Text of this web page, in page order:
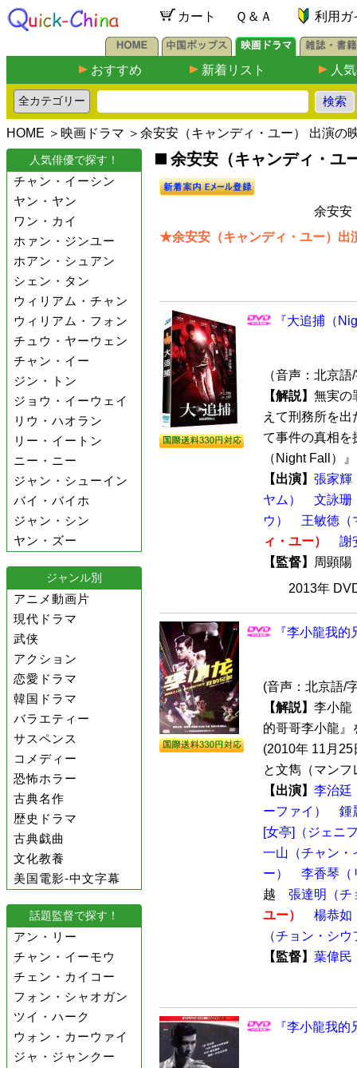
カート Ｑ＆Ａ 利用ガ
おすすめ 新着リスト 人
HOME ＞ 映画ドラマ ＞余安安（キャンディ・ユー） 出演の
人気俳優で探す！
チャン・イーシン
ヤン・ヤン
ワン・カイ
ホァン・ジンユー
ホアン・シュアン
シェン・タン
ウィリアム・チャン
ウィリアム・フォン
チュウ・ヤーウェン
チャン・イー
ジン・トン
ジョウ・イーウェイ
リウ・ハオラン
リー・イートン
ニー・ニー
ジャン・シューイン
バイ・バイホ
ジャン・シン
ヤン・ズー
ジャンル別
アニメ動画片
現代ドラマ
武侠
アクション
恋愛ドラマ
韓国ドラマ
バラエティー
サスペンス
コメディー
恐怖ホラー
古典名作
歴史ドラマ
古典戯曲
文化教養
美国電影-中文字幕
話題監督で探す！
アン・リー
チャン・イーモウ
チェン・カイコー
フォン・シャオガン
ツイ・ハーク
ウォン・カーウァイ
ジャ・ジャンクー
余安安（キャンディ・ユ
余安安
★余安安（キャンディ・ユー）出
『大追捕（
（音声：北京
【解説】 無実の
えて刑務所を
て事件の真相を
（Night Fall）
【出演】 張家輝
ヤム）
文詠珊
ウ）
王敏徳（
ィ・ユー）
謝
【監督】
周顕
2013年
『李小龍我
(音声：北京語/
【解説】 李小龍
的哥哥李小龍』
(2010年 11月
と文雋（マンフ
【出演】 李治廷
ーファイ）
鍾
[女亭]（ジェニ
一山（チャン・
ー）
李香琴（
越 張達明（チ
ユー）
楊恭如
（チョン・シ
【監督】 葉偉民
『李小龍我